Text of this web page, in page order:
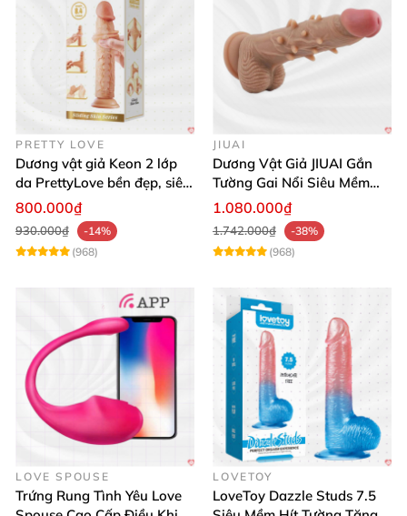
PRETTY LOVE
Dương vật giả Keon 2 lớp
da PrettyLove bền đẹp, siêu
mềm mại
800.000₫
930.000₫
-14%
(968)
JIUAI
Dương Vật Giả JIUAI Gắn
Tường Gai Nổi Siêu Mềm
Thoải Mái Mua Ngay
1.080.000₫
1.742.000₫
-38%
(968)
LOVE SPOUSE
Trứng Rung Tình Yêu Love
LOVETOY
LoveToy Dazzle Studs 7.5